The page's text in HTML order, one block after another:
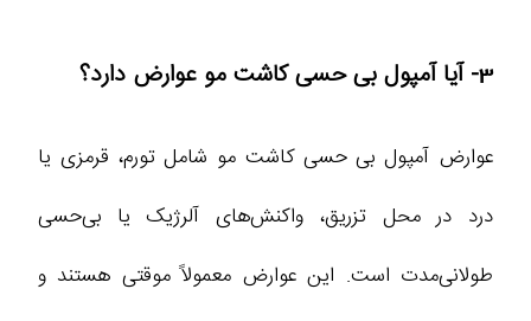
3- آیا آمپول بی‌ حسی کاشت مو عوارض دارد؟
عوارض آمپول بی حسی کاشت مو شامل تورم، قرمزی یا
درد در محل تزریق، واکنش‌های آلرژیک یا بی‌حسی
طولانی‌مدت است. این عوارض معمولاً موقتی هستند و